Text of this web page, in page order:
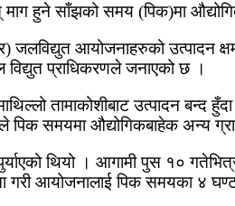
माग हुने साँझको समय (पिक)मा
आयोजनाहरुको उत्पादन
विद्युत प्राधिकरणले जनाएको छ ।
तामाकोशीबाट उत्पादन बन्द
समयमा औद्योगिकबाहेक अन्य
थियो । आगामी पुस १०
गरी आयोजनालाई पिक समयका ४